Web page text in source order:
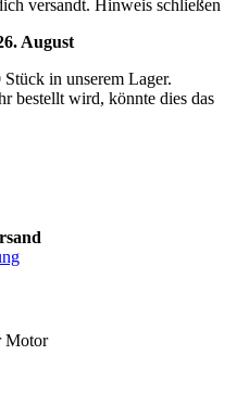
versandt. Hinweis schließen
August
in unserem Lager.
bestellt wird, könnte dies das
Motor